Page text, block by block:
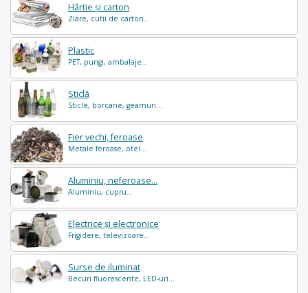
Hârtie și carton
Ziare, cutii de carton...
Plastic
PET, pungi, ambalaje...
Sticlă
Sticle, borcane, geamuri...
Fier vechi, feroase
Metale feroase, otel...
Aluminiu, neferoase...
Aluminiu, cupru...
Electrice și electronice
Frigidere, televizoare...
Surse de iluminat
Becuri fluorescente, LED-uri...